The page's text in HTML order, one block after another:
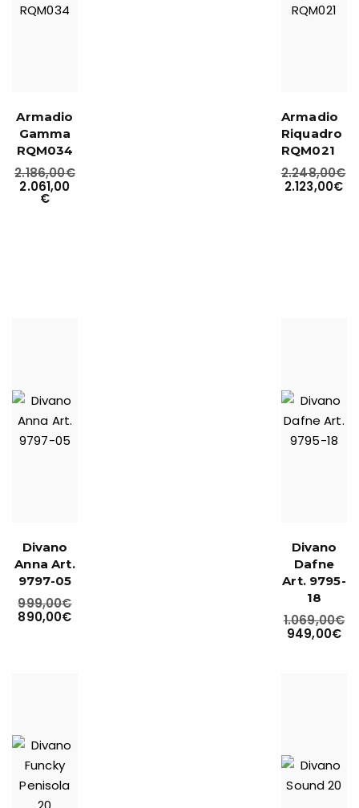
Armadio
Gamma
RQM034
2.186,00€
2.061,00
€
Armadio
Riquadro
RQM021
2.248,00€
2.123,00€
Divano
Anna Art.
9797-05
999,00€
890,00€
Divano
Dafne
Art. 9795-
18
1.069,00€
949,00€